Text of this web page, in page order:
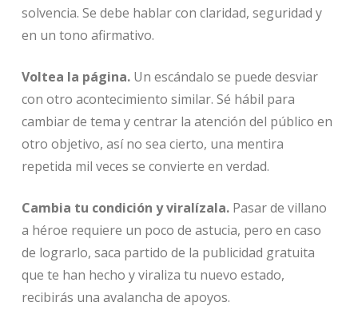
solvencia. Se debe hablar con claridad, seguridad y
en un tono afirmativo.
Voltea la página. Un escándalo se puede desviar
con otro acontecimiento similar. Sé hábil para
cambiar de tema y centrar la atención del público en
otro objetivo, así no sea cierto, una mentira
repetida mil veces se convierte en verdad.
Cambia tu condición y viralízala. Pasar de villano
a héroe requiere un poco de astucia, pero en caso
de lograrlo, saca partido de la publicidad gratuita
que te han hecho y viraliza tu nuevo estado,
recibirás una avalancha de apoyos.